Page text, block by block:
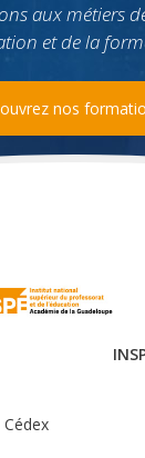
aux métiers
et de la
nos